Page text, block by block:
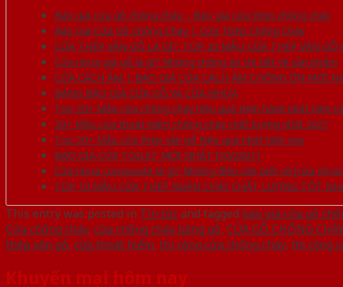
Báo giá cửa gỗ chống cháy – Báo giá cửa thép chống cháy
Báo Giá Cửa Gỗ Chống Cháy | Cửa Thép Chống Cháy
CỬA THÉP VÂN GỖ LÀ GÌ?. TOP 20 MẪU CỬA THÉP VÂN GỖ
Cửa nhựa giả gỗ là gì? Những thông tin chi tiết về sản phẩm
CỬA CÁCH ÂM | BÁO GIÁ CỬA CÁCH ÂM CHỐNG ỒN MỚI
BẢNG BÁO GIÁ CỬA GỖ VÀ CỬA NHỰA
Top 20+ Mẫu cửa chống cháy hiệu quả thịnh hành nhất hiện
20+ Mẫu cửa thoát hiểm chống cháy chất lượng nhất 2021
Top 20+ Mẫu cửa thép vân gỗ hiệu quả nhất hiện nay
BÁO GIÁ CỬA TOILET MỚI NHẤT [10/2021]
Cửa nhựa composite là gì? Những điều cần biết về [cửa
TOP 10 MẪU CỬA THÉP NGĂN CHÁY CHẤT LƯỢNG TỐT
This entry was posted in Tin tứcand tagged báo giá cửa gỗ
Cửa chống cháy, cửa chống cháy bằng gỗ, CỬA GỖ CHỐNG CHÁY
thép vân gỗ, cửa thoát hiểm, thi công cửa chống cháy, thi công
Khuyến mại hôm nay